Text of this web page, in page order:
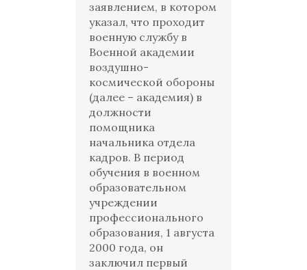
заявлением, в котором
указал, что проходит
военную службу в
Военной академии
воздушно-
космической обороны
(далее – академия) в
должности
помощника
начальника отдела
кадров. В период
обучения в военном
образовательном
учреждении
профессионального
образования, 1 августа
2000 года, он
заключил первый